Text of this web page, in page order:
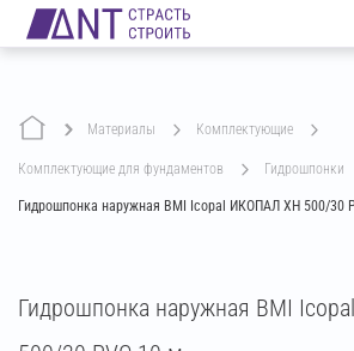
Материалы комплектующие
комплектующие для фундаментов гидрошпонки
Гидрошпонка наружная BMI Icopal ИКОПАЛ ХН 500/30
Гидрошпонка наружная BMI